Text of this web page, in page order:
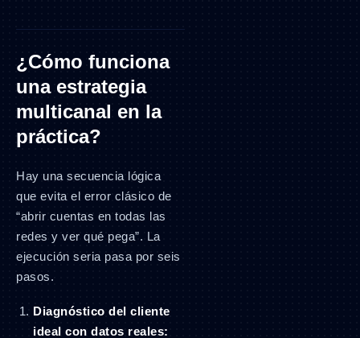
¿Cómo funciona
una estrategia
multicanal en la
práctica?
Hay una secuencia lógica
que evita el error clásico de
“abrir cuentas en todas las
redes y ver qué pega”. La
ejecución seria pasa por seis
pasos.
Diagnóstico del cliente
ideal con datos reales: